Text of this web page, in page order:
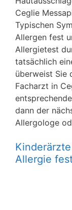
Ceglie
Typischen
Allergen fest
Allergietest
tatsächlich
überweist Sie
Facharzt in
dann der
Allergologe
Allergie